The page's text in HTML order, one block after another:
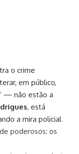
o crime
em público,
— não estão a
, está
a mira policial
poderosos: os